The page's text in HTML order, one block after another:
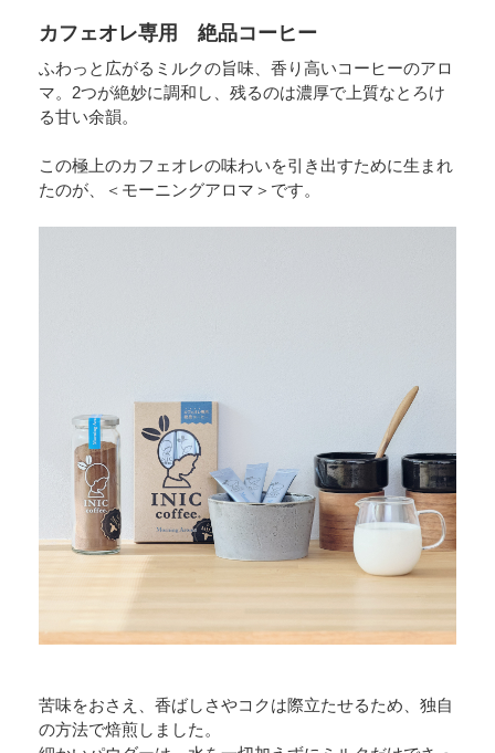
カフェオレ専用 絶品コーヒー
ふわっと広がるミルクの旨味、香り高いコーヒーのアロ
マ。2つが絶妙に調和し、残るのは濃厚で上質なとろけ
る甘い余韻。
この極上のカフェオレの味わいを引き出すために生まれ
たのが、＜モーニングアロマ＞です。
苦味をおさえ、香ばしさやコクは際立たせるため、独自
の方法で焙煎しました。